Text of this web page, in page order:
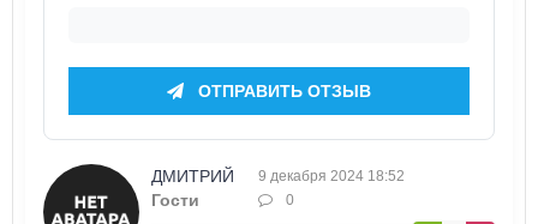
ОТПРАВИТЬ ОТЗЫВ
ДМИТРИЙ
Гости
9 декабря 2024 18:52
0